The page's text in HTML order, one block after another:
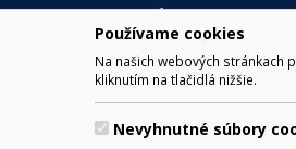
Používame cookies
Na našich webových stránkach
kliknutím na tlačidlá nižšie.
Nevyhnutné súbory
NAVIGÁCIA
Mesto Brezno
Samospráva
Kultúra a šport
Kontakt